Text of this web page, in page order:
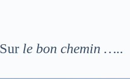
Sur le bon chemin …..